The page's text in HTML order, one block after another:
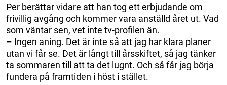
Per berättar vidare att han tog ett erbjudande om
frivillig avgång och kommer vara anställd året ut. Vad
som väntar sen, vet inte tv-profilen än.
– Ingen aning. Det är inte så att jag har klara planer
utan vi får se. Det är långt till årsskiftet, så jag tänker
ta sommaren till att ta det lugnt. Och så får jag börja
fundera på framtiden i höst i stället.